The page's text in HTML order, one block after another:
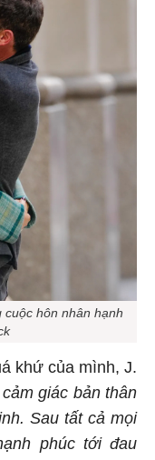
cuộc hôn nhân hạnh
khứ của mình, J.
giác bản thân
Sau tất cả mọi
phúc tới đau